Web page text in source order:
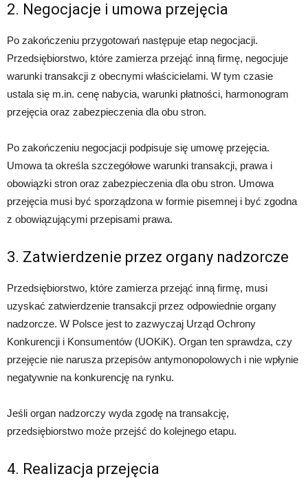
2. Negocjacje i umowa przejęcia
Po zakończeniu przygotowań następuje etap negocjacji.
Przedsiębiorstwo, które zamierza przejąć inną firmę, negocjuje
warunki transakcji z obecnymi właścicielami. W tym czasie
ustala się m.in. cenę nabycia, warunki płatności, harmonogram
przejęcia oraz zabezpieczenia dla obu stron.
Po zakończeniu negocjacji podpisuje się umowę przejęcia.
Umowa ta określa szczegółowe warunki transakcji, prawa i
obowiązki stron oraz zabezpieczenia dla obu stron. Umowa
przejęcia musi być sporządzona w formie pisemnej i być zgodna
z obowiązującymi przepisami prawa.
3. Zatwierdzenie przez organy nadzorcze
Przedsiębiorstwo, które zamierza przejąć inną firmę, musi
uzyskać zatwierdzenie transakcji przez odpowiednie organy
nadzorcze. W Polsce jest to zazwyczaj Urząd Ochrony
Konkurencji i Konsumentów (UOKiK). Organ ten sprawdza, czy
przejęcie nie narusza przepisów antymonopolowych i nie wpłynie
negatywnie na konkurencję na rynku.
Jeśli organ nadzorczy wyda zgodę na transakcję,
przedsiębiorstwo może przejść do kolejnego etapu.
4. Realizacja przejęcia